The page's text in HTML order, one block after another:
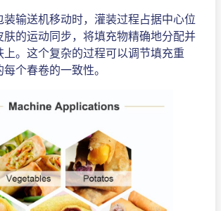
装输送机移动时，灌装过程占据中心位
肤的运动同步，将填充物精确地分配并
上。这个复杂的过程可以调节填充重
个春卷的一致性。